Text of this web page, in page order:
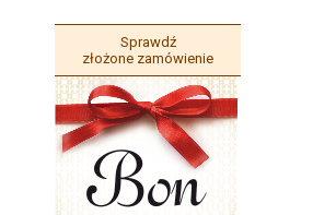
Sprawdź
złożone zamówienie